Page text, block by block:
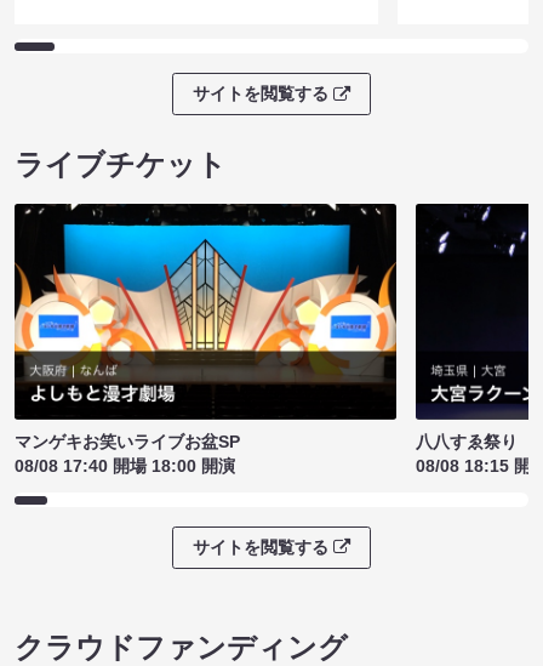
サイトを閲覧する
ライブチケット
マンゲキお笑いライブお盆SP
08/08 17:40 開場 18:00 開演
八八すゑ祭り
08/08 18:15 開
サイトを閲覧する
クラウドファンディング